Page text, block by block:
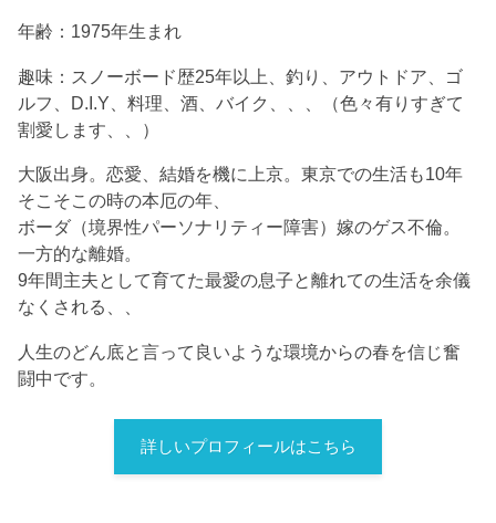
年齢：1975年生まれ
趣味：スノーボード歴25年以上、釣り、アウトドア、ゴ
ルフ、D.I.Y、料理、酒、バイク、、、（色々有りすぎて
割愛します、、）
大阪出身。恋愛、結婚を機に上京。東京での生活も10年
そこそこの時の本厄の年、
ボーダ（境界性パーソナリティー障害）嫁のゲス不倫。
一方的な離婚。
9年間主夫として育てた最愛の息子と離れての生活を余儀
なくされる、、
人生のどん底と言って良いような環境からの春を信じ奮
闘中です。
詳しいプロフィールはこちら